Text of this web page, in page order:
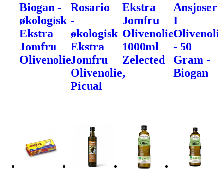
Biogan -
økologisk
Ekstra
Jomfru
Olivenolie
Rosario
-
økologisk
Ekstra
Jomfru
Olivenolie,
Picual
Ekstra
Jomfru
Olivenolie
1000ml
Zelected
Ansjoser
I
- 50
Gram -
Biogan